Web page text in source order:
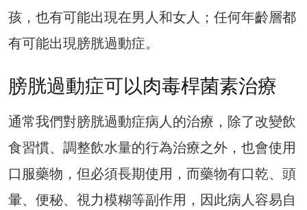
孩，也有可能出現在男人和女人；任何年齡層都
有可能出現膀胱過動症。
膀胱過動症可以肉毒桿菌素治療
通常我們對膀胱過動症病人的治療，除了改變飲
食習慣、調整飲水量的行為治療之外，也會使用
口服藥物，但必須長期使用，而藥物有口乾、頭
暈、便秘、視力模糊等副作用，因此病人容易自